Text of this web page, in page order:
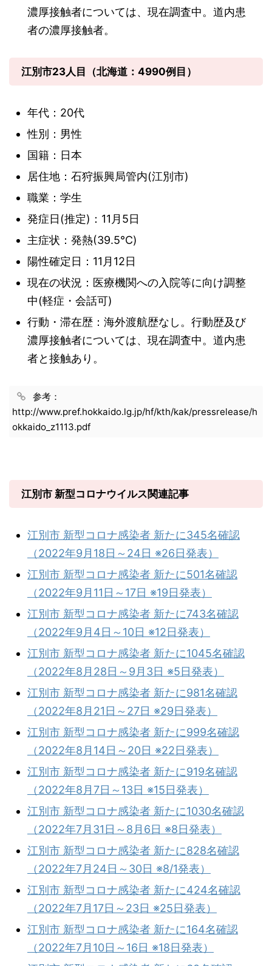
濃厚接触者については、現在調査中。道内患
者の濃厚接触者。
江別市23人目（北海道：4990例目）
年代：20代
性別：男性
国籍：日本
居住地：石狩振興局管内(江別市)
職業：学生
発症日(推定)：11月5日
主症状：発熱(39.5℃)
陽性確定日：11月12日
現在の状況：医療機関への入院等に向け調整
中(軽症・会話可)
行動・滞在歴：海外渡航歴なし。行動歴及び
濃厚接触者については、現在調査中。道内患
者と接触あり。
参考：
http://www.pref.hokkaido.lg.jp/hf/kth/kak/pressrelease/h
okkaido_z1113.pdf
江別市 新型コロナウイルス関連記事
江別市 新型コロナ感染者 新たに345名確認
（2022年9月18日～24日 ※26日発表）
江別市 新型コロナ感染者 新たに501名確認
（2022年9月11日～17日 ※19日発表）
江別市 新型コロナ感染者 新たに743名確認
（2022年9月4日～10日 ※12日発表）
江別市 新型コロナ感染者 新たに1045名確認
（2022年8月28日～9月3日 ※5日発表）
江別市 新型コロナ感染者 新たに981名確認
（2022年8月21日～27日 ※29日発表）
江別市 新型コロナ感染者 新たに999名確認
（2022年8月14日～20日 ※22日発表）
江別市 新型コロナ感染者 新たに919名確認
（2022年8月7日～13日 ※15日発表）
江別市 新型コロナ感染者 新たに1030名確認
（2022年7月31日～8月6日 ※8日発表）
江別市 新型コロナ感染者 新たに828名確認
（2022年7月24日～30日 ※8/1発表）
江別市 新型コロナ感染者 新たに424名確認
（2022年7月17日～23日 ※25日発表）
江別市 新型コロナ感染者 新たに164名確認
（2022年7月10日～16日 ※18日発表）